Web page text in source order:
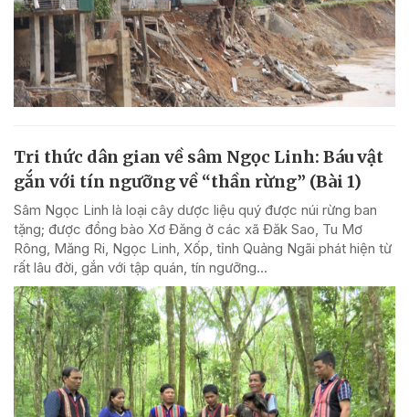
Tri thức dân gian về sâm Ngọc Linh: Báu vật
gắn với tín ngưỡng về “thần rừng” (Bài 1)
Sâm Ngọc Linh là loại cây dược liệu quý được núi rừng ban
tặng; được đồng bào Xơ Đăng ở các xã Đăk Sao, Tu Mơ
Rông, Măng Ri, Ngọc Linh, Xốp, tỉnh Quảng Ngãi phát hiện từ
rất lâu đời, gắn với tập quán, tín ngưỡng...